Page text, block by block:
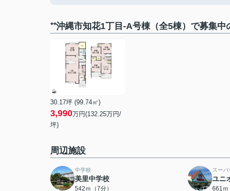
⁺⁺沖縄市知花1丁目-A号棟（全5棟）で募集中
30.17坪 (99.74㎡)
3,990万円(132.25万円/
坪)
周辺施設
中学校
美里中学校
542ｍ（7分）
スーパ
ユニ
661ｍ